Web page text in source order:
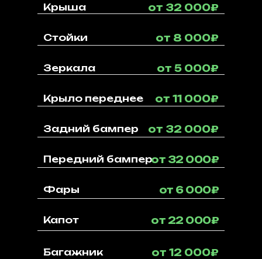
Багажник от 12 000₽
Крыша от 32 000₽
Стойки от 8 000₽
Зеркала от 5 000₽
Крыло переднее от 11 000₽
Задний бампер от 32 000₽
Передний бамперот 32 000₽
Фары от 6 000₽
Капот от 22 000₽